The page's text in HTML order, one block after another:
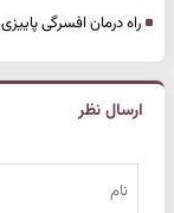
راه درمان افسرگی پاییزی
ارسال نظر